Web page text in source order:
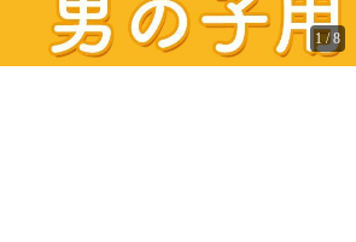
1/8